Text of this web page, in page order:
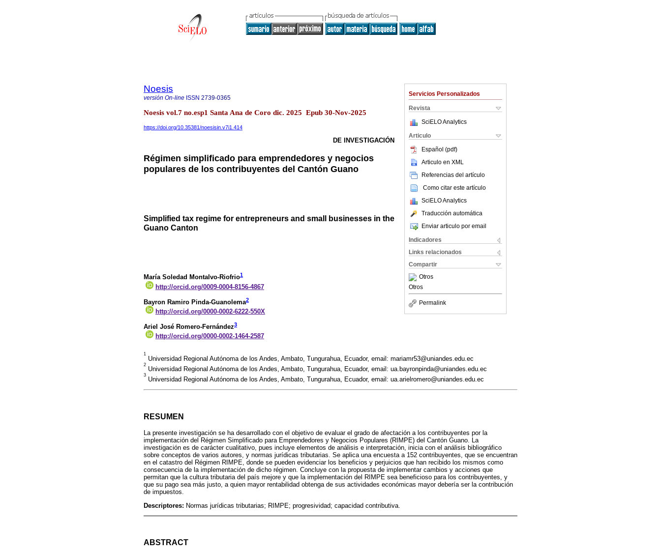
Servicios Personalizados
Revista
SciELO Analytics
Articulo
Español (pdf)
Articulo en XML
Referencias del artículo
Como citar este artículo
SciELO Analytics
Traducción automática
Enviar articulo por email
Indicadores
Links relacionados
Compartir
Otros
Otros
Permalink
Noesis
versión On-line ISSN 2739-0365
Noesis vol.7 no.esp1 Santa Ana de Coro dic. 2025 Epub 30-Nov-2025
https://doi.org/10.35381/noesisin.v7i1.414
DE INVESTIGACIÓN
Régimen simplificado para emprendedores y negocios
populares de los contribuyentes del Cantón Guano
Simplified tax regime for entrepreneurs and small businesses in the
Guano Canton
María Soledad Montalvo-Riofrio1
http://orcid.org/0009-0004-8156-4867
Bayron Ramiro Pinda-Guanolema2
http://orcid.org/0000-0002-6222-550X
Ariel José Romero-Fernández3
http://orcid.org/0000-0002-1464-2587
1
Universidad Regional Autónoma de los Andes, Ambato, Tungurahua, Ecuador, email: mariamr53@uniandes.edu.ec
2
Universidad Regional Autónoma de los Andes, Ambato, Tungurahua, Ecuador, email: ua.bayronpinda@uniandes.edu.ec
3
Universidad Regional Autónoma de los Andes, Ambato, Tungurahua, Ecuador, email: ua.arielromero@uniandes.edu.ec
RESUMEN
La presente investigación se ha desarrollado con el objetivo de evaluar el grado de afectación a los contribuyentes por la
implementación del Régimen Simplificado para Emprendedores y Negocios Populares (RIMPE) del Cantón Guano. La
investigación es de carácter cualitativo, pues incluye elementos de análisis e interpretación, inicia con el análisis bibliográfico
sobre conceptos de varios autores, y normas jurídicas tributarias. Se aplica una encuesta a 152 contribuyentes, que se encuentran
en el catastro del Régimen RIMPE, donde se pueden evidenciar los beneficios y perjuicios que han recibido los mismos como
consecuencia de la implementación de dicho régimen. Concluye con la propuesta de implementar cambios y acciones que
permitan que la cultura tributaria del país mejore y que la implementación del RIMPE sea beneficioso para los contribuyentes, y
que su pago sea más justo, a quien mayor rentabilidad obtenga de sus actividades económicas mayor debería ser la contribución
de impuestos.
Descriptores: Normas jurídicas tributarias; RIMPE; progresividad; capacidad contributiva.
ABSTRACT